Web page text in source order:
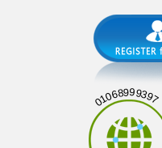
01068999397